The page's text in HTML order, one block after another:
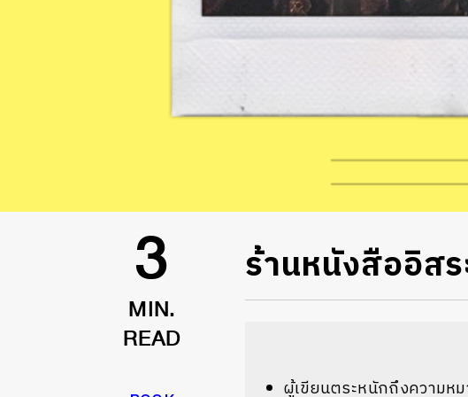
3
MIN.
READ
ร้านหนังสืออิส
ผู้เขียนตระหนักถึงความห